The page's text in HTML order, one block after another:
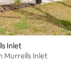
Inlet
Murrells Inlet